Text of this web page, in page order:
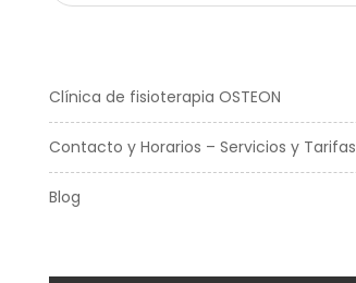
Clínica de fisioterapia OSTEON
Contacto y Horarios – Servicios y Tarifas
Blog